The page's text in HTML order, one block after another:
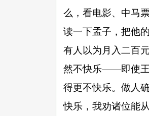
么，看电影、中马
读一下孟子，把他
有人以为月入二百
然不快乐——即使王
得更不快乐。做人
快乐，我劝诸位能